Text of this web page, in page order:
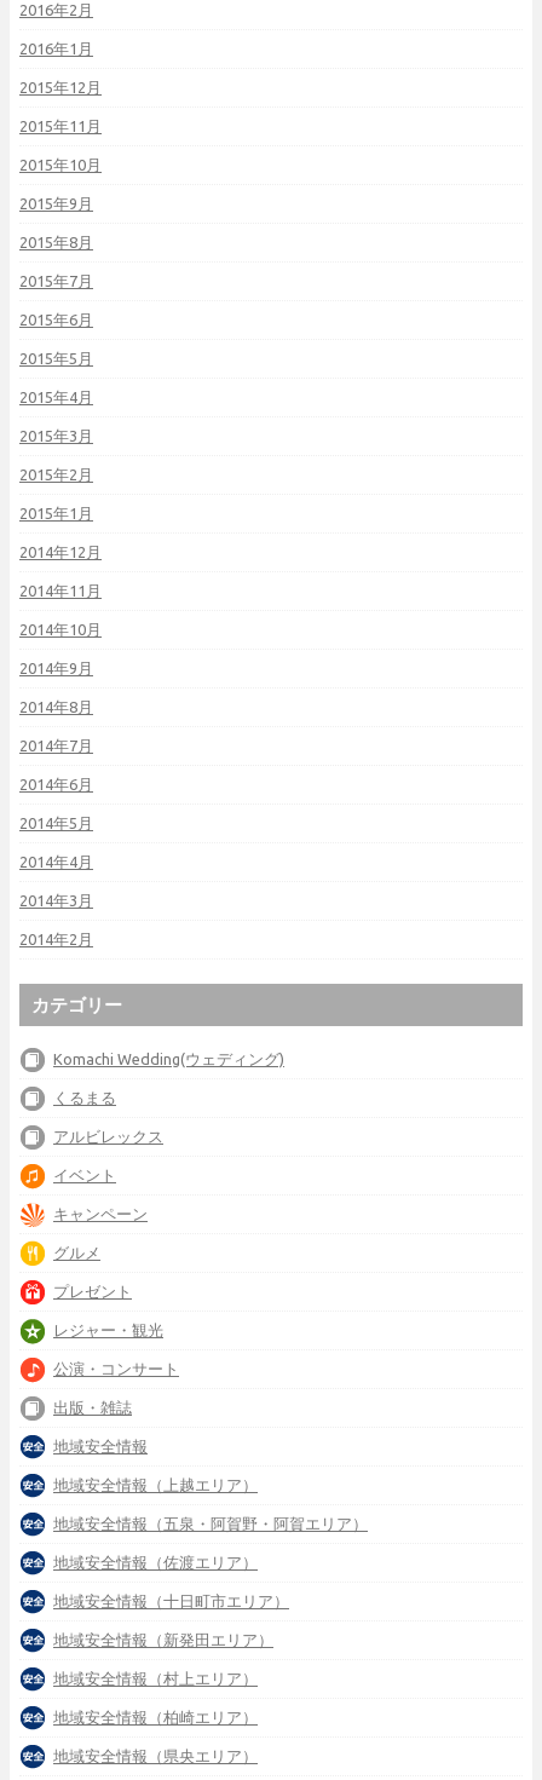
2016年2月
2016年1月
2015年12月
2015年11月
2015年10月
2015年9月
2015年8月
2015年7月
2015年6月
2015年5月
2015年4月
2015年3月
2015年2月
2015年1月
2014年12月
2014年11月
2014年10月
2014年9月
2014年8月
2014年7月
2014年6月
2014年5月
2014年4月
2014年3月
2014年2月
カテゴリー
Komachi Wedding(ウェディング)
くるまる
アルビレックス
イベント
キャンペーン
グルメ
プレゼント
レジャー・観光
公演・コンサート
出版・雑誌
地域安全情報
地域安全情報（上越エリア）
地域安全情報（五泉・阿賀野・阿賀エリア）
地域安全情報（佐渡エリア）
地域安全情報（十日町市エリア）
地域安全情報（新発田エリア）
地域安全情報（村上エリア）
地域安全情報（柏崎エリア）
地域安全情報（県央エリア）